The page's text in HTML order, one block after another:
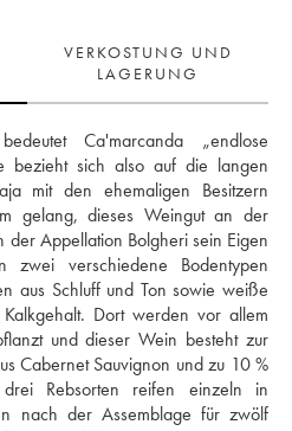
VERKOSTUNG UND
LAGERUNG
Ca'marcanda „endlose
bezieht sich also auf die langen
mit den ehemaligen Besitzern
gelang, dieses Weingut an der
der Appellation Bolgheri sein Eigen
verschiedene Bodentypen
aus Schluff und Ton sowie weiße
Dort werden vor allem
und dieser Wein besteht zur
Cabernet Sauvignon und zu 10 %
Rebsorten reifen einzeln in
nach der Assemblage für zwölf